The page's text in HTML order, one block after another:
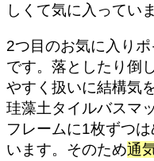
しくて気に入ってい
2つ目のお気に入り
です。落としたり倒
やすく扱いに結構気
珪藻土タイルバスマ
フレームに1枚ずつ
います。そのため通